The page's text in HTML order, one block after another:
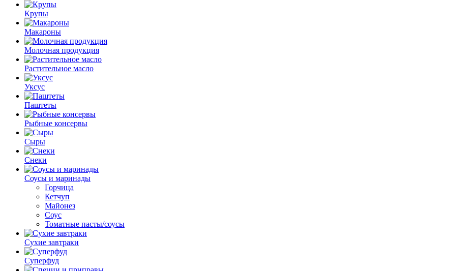
Крупы
Макароны
Молочная продукция
Растительное масло
Уксус
Паштеты
Рыбные консервы
Сыры
Снеки
Соусы и маринады
Горчица
Кетчуп
Майонез
Соус
Томатные пасты/соусы
Сухие завтраки
Суперфуд